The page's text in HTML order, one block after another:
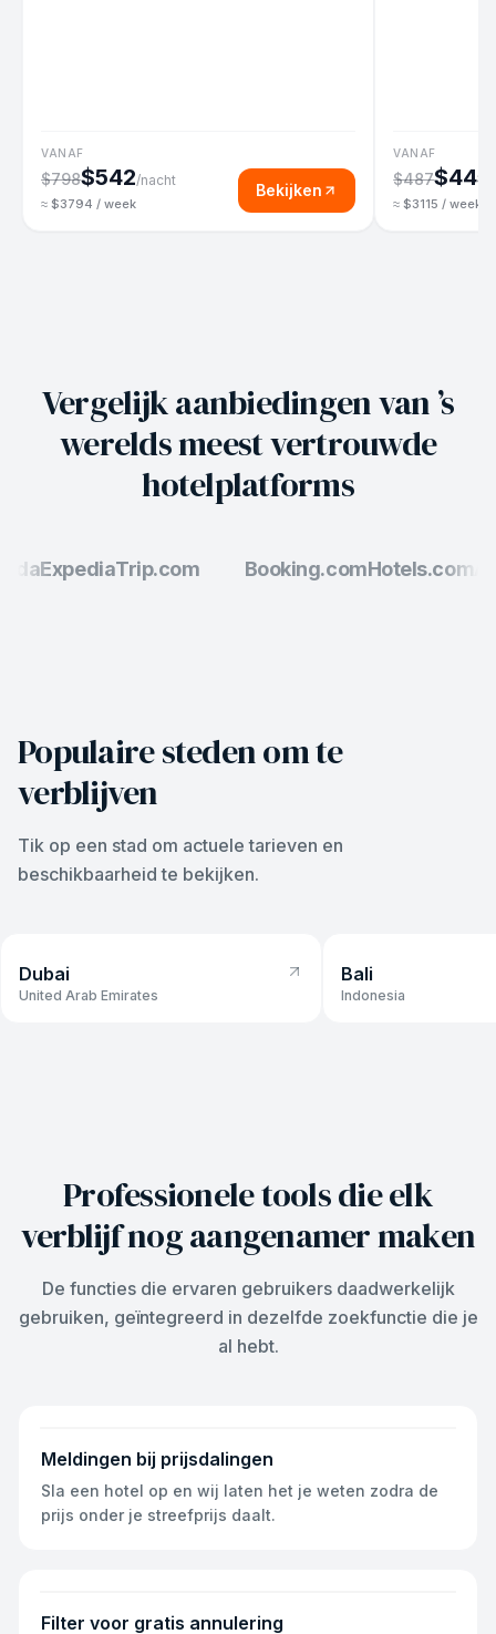
VANAF
$798$542/nacht
≈ $3794 / week
Bekijken
VANAF
$487$445
≈ $3115 / week
Vergelijk aanbiedingen van ’s
werelds meest vertrouwde
hotelplatforms
ExpediaTrip.com Booking.comHotels.com
Populaire steden om te
verblijven
Tik op een stad om actuele tarieven en
beschikbaarheid te bekijken.
vanaf
Dubai
United Arab Emirates
vanaf
Bali
Indonesia
Professionele tools die elk
verblijf nog aangenamer maken
De functies die ervaren gebruikers daadwerkelijk
gebruiken, geïntegreerd in dezelfde zoekfunctie die je
al hebt.
Meldingen bij prijsdalingen
Sla een hotel op en wij laten het je weten zodra de
prijs onder je streefprijs daalt.
Filter voor gratis annulering